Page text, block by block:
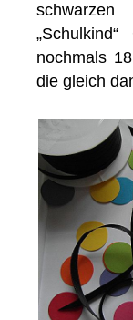
nochmals
die gleich